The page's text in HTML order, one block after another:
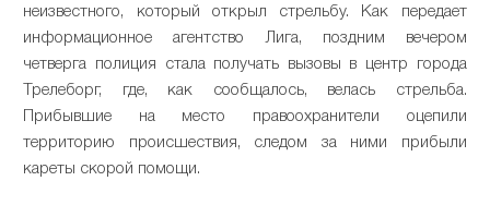
неизвестного, который открыл стрельбу. Как передает
информационное агентство Лига, поздним вечером
четверга полиция стала получать вызовы в центр города
Трелеборг, где, как сообщалось, велась стрельба.
Прибывшие на место правоохранители оцепили
территорию происшествия, следом за ними прибыли
кареты скорой помощи.